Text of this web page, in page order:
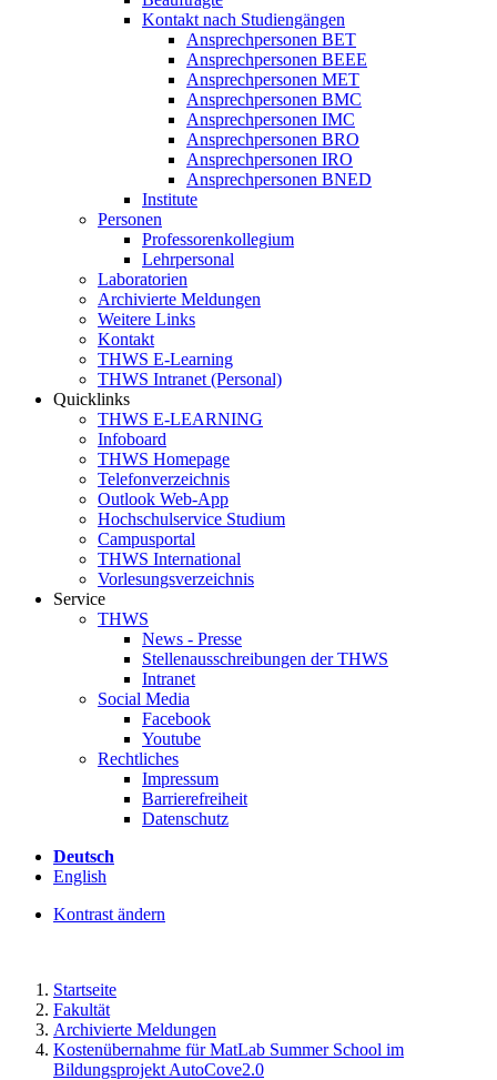
Kontakt nach Studiengängen
Ansprechpersonen BET
Ansprechpersonen BEEE
Ansprechpersonen MET
Ansprechpersonen BMC
Ansprechpersonen IMC
Ansprechpersonen BRO
Ansprechpersonen IRO
Ansprechpersonen BNED
Institute
Personen
Professorenkollegium
Lehrpersonal
Laboratorien
Archivierte Meldungen
Weitere Links
Kontakt
THWS E-Learning
THWS Intranet (Personal)
Quicklinks
THWS E-LEARNING
Infoboard
THWS Homepage
Telefonverzeichnis
Outlook Web-App
Hochschulservice Studium
Campusportal
THWS International
Vorlesungsverzeichnis
Service
THWS
News - Presse
Stellenausschreibungen der THWS
Intranet
Social Media
Facebook
Youtube
Rechtliches
Impressum
Barrierefreiheit
Datenschutz
Deutsch
English
Kontrast ändern
Startseite
Fakultät
Archivierte Meldungen
Kostenübernahme für MatLab Summer School im
Bildungsprojekt AutoCove2.0